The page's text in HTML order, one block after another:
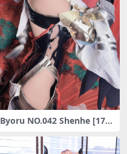
Byoru NO.042 Shenhe [17-